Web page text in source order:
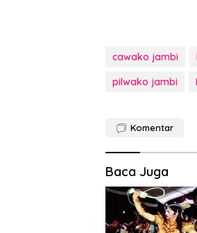
cawako jambi
pilwako jambi
Komentar
Baca Juga